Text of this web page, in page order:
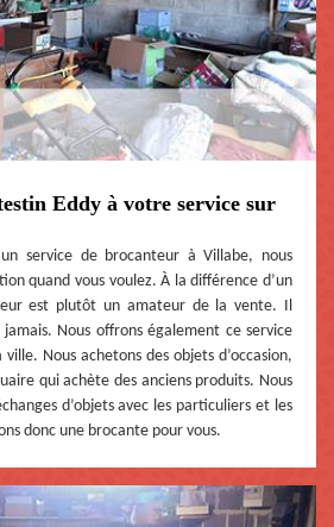
Eddy à votre service sur
service de brocanteur à Villabe, nous
quand vous voulez. À la différence d’un
est plutôt un amateur de la vente. Il
jamais. Nous offrons également ce service
Nous achetons des objets d’occasion,
qui achète des anciens produits. Nous
d’objets avec les particuliers et les
donc une brocante pour vous.